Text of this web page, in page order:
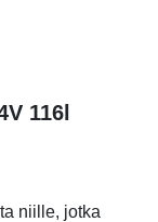
116l
niille, jotka